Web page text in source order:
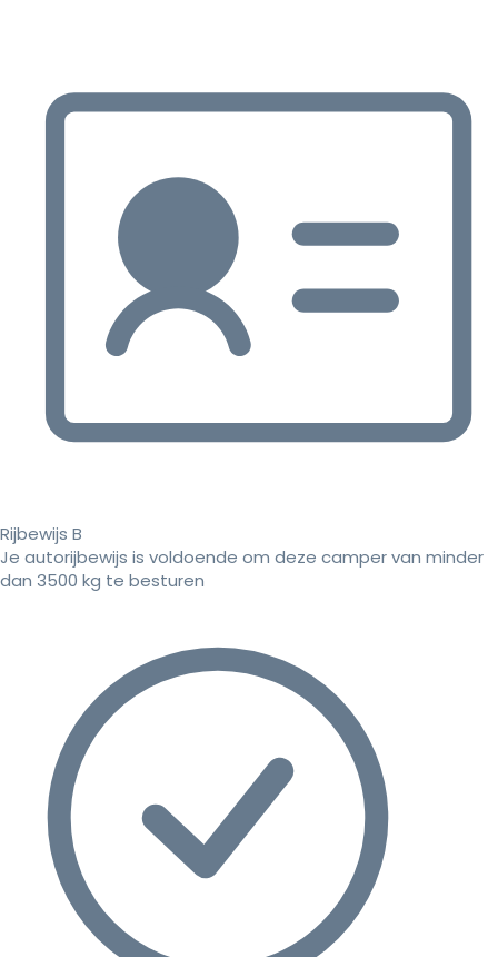
Rijbewijs B
Je autorijbewijs is voldoende om deze camper van minder
dan 3500 kg te besturen